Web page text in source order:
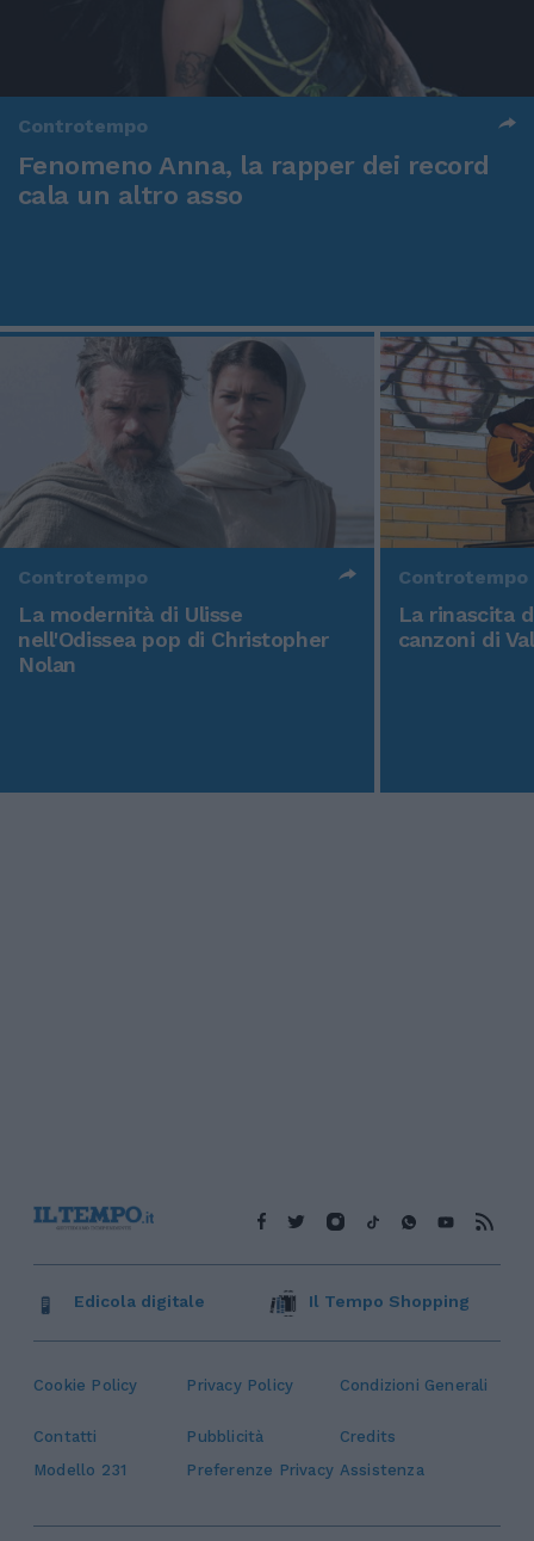
Controtempo
Fenomeno Anna, la rapper dei record
cala un altro asso
Controtempo
La modernità di Ulisse
nell'Odissea pop di Christopher
Nolan
Controtempo
La rinascita
canzoni di
Cookie Policy Privacy Policy Condizioni Generali
Contatti Pubblicità
Credits
Modello 231
Preferenze Privacy Assistenza
Edicola digitale Il Tempo Shopping